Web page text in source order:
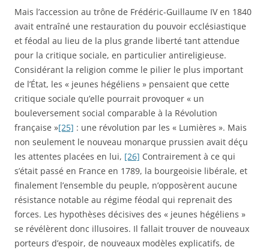
Mais l’accession au trône de Frédéric-Guillaume IV en 1840
avait entraîné une restauration du pouvoir ecclésiastique
et féodal au lieu de la plus grande liberté tant attendue
pour la critique sociale, en particulier antireligieuse.
Considérant la religion comme le pilier le plus important
de l’État, les « jeunes hégéliens » pensaient que cette
critique sociale qu’elle pourrait provoquer « un
bouleversement social comparable à la Révolution
française »[25] : une révolution par les « Lumières ». Mais
non seulement le nouveau monarque prussien avait déçu
les attentes placées en lui, [26] Contrairement à ce qui
s’était passé en France en 1789, la bourgeoisie libérale, et
finalement l’ensemble du peuple, n’opposèrent aucune
résistance notable au régime féodal qui reprenait des
forces. Les hypothèses décisives des « jeunes hégéliens »
se révélèrent donc illusoires. Il fallait trouver de nouveaux
porteurs d’espoir, de nouveaux modèles explicatifs, de